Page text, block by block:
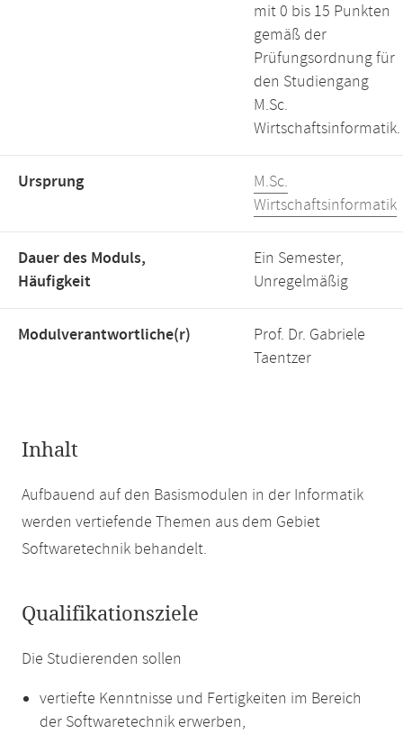
mit 0 bis 15 Punkten
gemäß der
Prüfungsordnung für
den Studiengang
M.Sc.
Wirtschaftsinformatik.
Ursprung
M.Sc.
Wirtschaftsinformatik
Dauer des Moduls,
Häufigkeit
Ein Semester,
Unregelmäßig
Modulverantwortliche(r)
Prof. Dr. Gabriele
Taentzer
Inhalt
Aufbauend auf den Basismodulen in der Informatik
werden vertiefende Themen aus dem Gebiet
Softwaretechnik behandelt.
Qualifikationsziele
Die Studierenden sollen
vertiefte Kenntnisse und Fertigkeiten im Bereich
der Softwaretechnik erwerben,